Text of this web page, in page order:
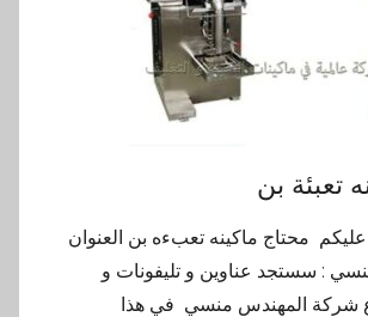
تعبئة بن
عليكم محتاج ماكينه تعبءه بن العنوان
: سستجد عناوين و تليفونات و
شركة المهندس منسي في هذا